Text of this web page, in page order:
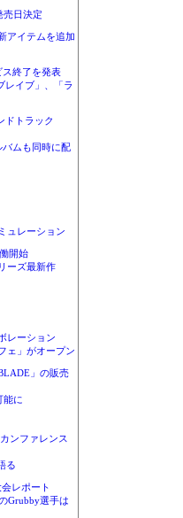
売日決定
アイテムを追加
ス終了を発表
レイブ」、「ラ
ドトラック
ムも同時に配
ュレーション
開始
ーズ最新作
レーション
ェ」がオープン
」の販売
能に
ンファレンス
る
会レポート
Grubby選手は